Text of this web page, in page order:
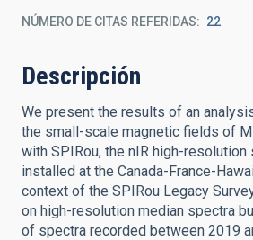
NÚMERO DE CITAS REFERIDAS 22
Descripción
We present the results of an
the small-scale magnetic fields of
with SPIRou, the nIR high-
installed at the Canada-France-
context of the SPIRou Legacy
on high-resolution median spectra
of spectra recorded between 2019